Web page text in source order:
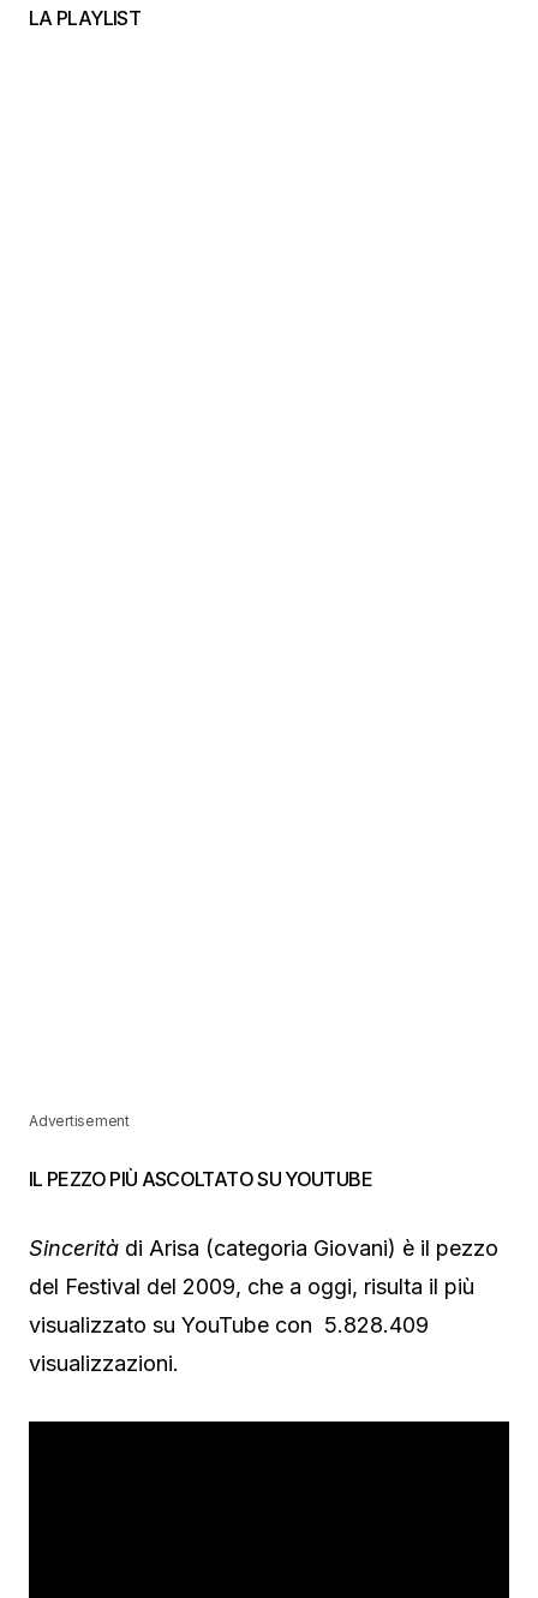
LA PLAYLIST
Advertisement
IL PEZZO PIÙ ASCOLTATO SU YOUTUBE
Sincerità di Arisa (categoria Giovani) è il pezzo
del Festival del 2009, che a oggi, risulta il più
visualizzato su YouTube con 5.828.409
visualizzazioni.